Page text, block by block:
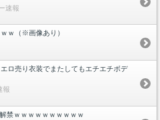
速報
ｗ（※画像あり）
ロ売り衣装でまたしてもエチエチボデ
報
禁ｗｗｗｗｗｗｗｗｗｗ